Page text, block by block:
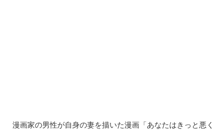
漫画家の男性が自身の妻を描いた漫画「あなたはきっと悪く